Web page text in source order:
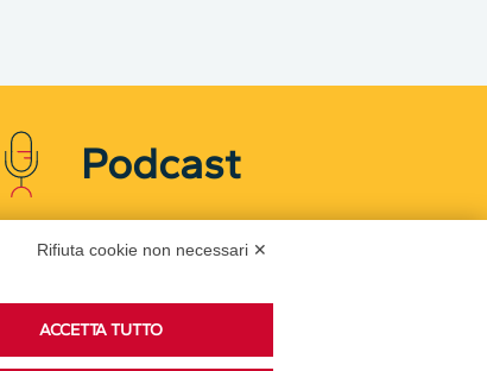
Podcast
Rifiuta cookie non necessari ✕
ACCETTA TUTTO